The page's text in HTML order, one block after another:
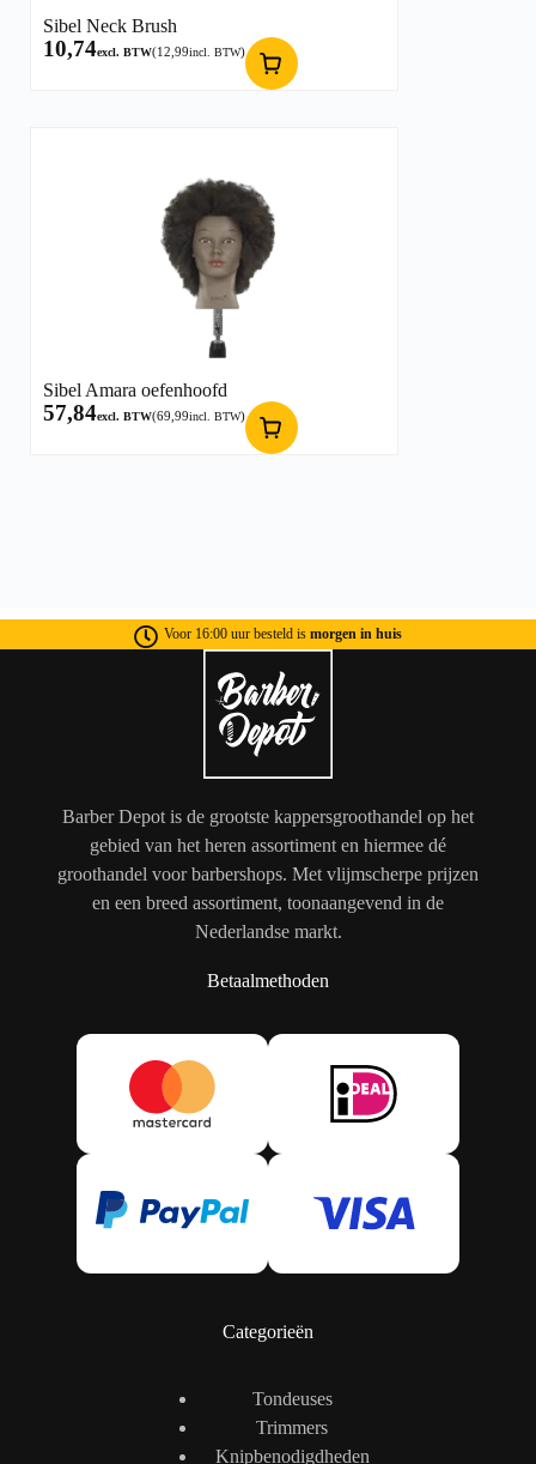
Sibel Neck Brush
10,74excl. BTW(12,99incl. BTW)
Sibel Amara oefenhoofd
57,84excl. BTW(69,99incl. BTW)
Voor 16:00 uur besteld is morgen in huis
Barber Depot is de grootste kappersgroothandel op het
gebied van het heren assortiment en hiermee dé
groothandel voor barbershops. Met vlijmscherpe prijzen
en een breed assortiment, toonaangevend in de
Nederlandse markt.
Betaalmethoden
Categorieën
Tondeuses
Trimmers
Knipbenodigdheden